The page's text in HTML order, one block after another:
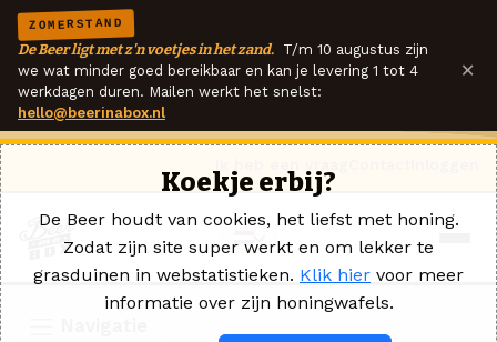
ZOMERSTAND
De Beer ligt met z'n voetjes in het zand. T/m 10 augustus zijn
we wat minder goed bereikbaar en kan je levering 1 tot 4
werkdagen duren. Mailen werkt het snelst:
hello@beerinabox.nl
×
Koekje erbij?
De Beer houdt van cookies, het liefst met honing.
Zodat zijn site super werkt en om lekker te
grasduinen in webstatistieken. Klik hier voor meer
informatie over zijn honingwafels.